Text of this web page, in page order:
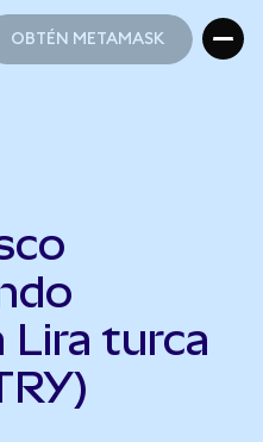
OBTÉN METAMASK
Lira turca